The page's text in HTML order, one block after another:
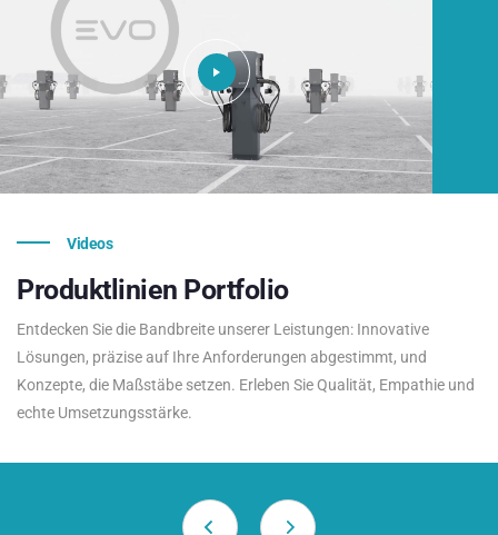
Videos
Produktlinien Portfolio
Entdecken Sie die Bandbreite unserer Leistungen: Innovative
Lösungen, präzise auf Ihre Anforderungen abgestimmt, und
Konzepte, die Maßstäbe setzen. Erleben Sie Qualität, Empathie und
echte Umsetzungsstärke.